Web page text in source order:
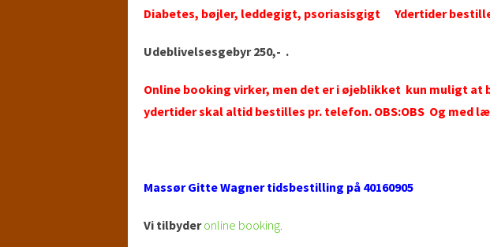
Diabetes, bøjler, leddegigt, psoriasisgigt Ydertider
Udeblivelsesgebyr 250,- .
Online booking virker, men det er i øjeblikket kun muligt at
ydertider skal altid bestilles pr. telefon. OBS:OBS Og med
Massør Gitte Wagner tidsbestilling på 40160905
Vi tilbyder online booking.